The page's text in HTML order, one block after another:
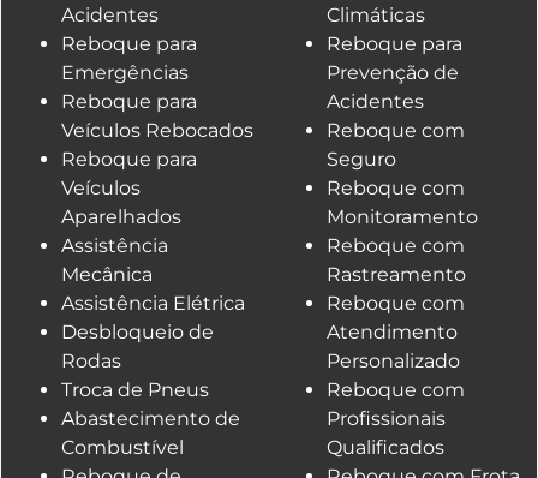
Acidentes
Reboque para
Emergências
Reboque para
Veículos Rebocados
Reboque para
Veículos
Aparelhados
Assistência
Mecânica
Assistência Elétrica
Desbloqueio de
Rodas
Troca de Pneus
Abastecimento de
Combustível
Climáticas
Reboque para
Prevenção de
Acidentes
Reboque com
Seguro
Reboque com
Monitoramento
Reboque com
Rastreamento
Reboque com
Atendimento
Personalizado
Reboque com
Profissionais
Qualificados